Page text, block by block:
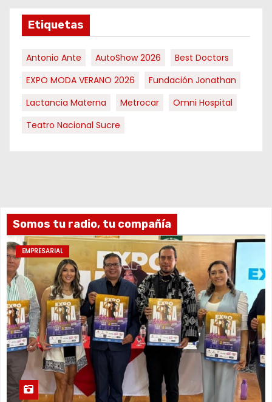
Etiquetas
Antonio Ante AutoShow 2026
Best Doctors
EXPO MODA VERANO 2026
Fundación Jonathan
Lactancia Materna
Metrocar
Omni Hospital
Teatro Nacional Sucre
Somos tu radio, tu compañía
EMPRESARIAL